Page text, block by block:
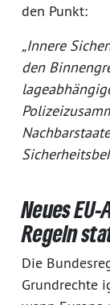
den Punkt:
„Innere
den
Neues
Regeln
Die
Grundrechte